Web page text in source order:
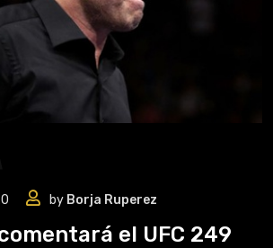
by Borja Ruperez
el UFC 249